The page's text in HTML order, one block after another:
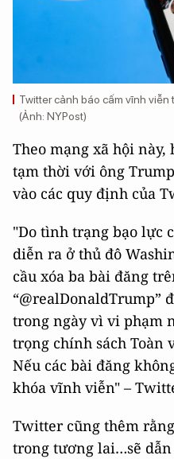
Twitter cảnh báo cấm vĩnh
(Ảnh: NYPost)
Theo mạng xã hội
tạm thời với ông
vào các quy định của
"Do tình trạng bạo lực
diễn ra ở thủ đô
cầu xóa ba bài đăng
“@realDonaldTrump”
trong ngày vì vi phạm
trọng chính sách Toàn
Nếu các bài đăng
khóa vĩnh viễn" –
Twitter cũng thêm
trong tương lai…sẽ